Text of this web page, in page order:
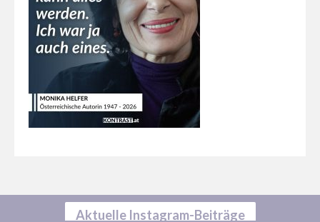
Aktuelle Instagram-Beiträge